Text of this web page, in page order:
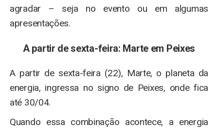
agradar – seja no evento ou em algumas
apresentações.
A partir de sexta-feira: Marte em Peixes
A partir de sexta-feira (22), Marte, o planeta da
energia, ingressa no signo de Peixes, onde fica
até 30/04.
Quando essa combinação acontece, a energia